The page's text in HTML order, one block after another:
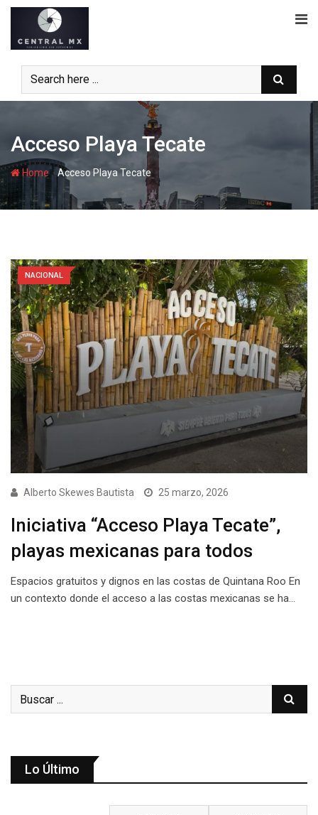
Skip
content
Acceso Playa Tecate
Home-Acceso Playa Tecate
NACIONAL
Alberto Skewes Bautista 25 marzo, 2026
Iniciativa “Acceso Playa Tecate”,
playas mexicanas para todos
Espacios gratuitos y dignos en las costas de Quintana Roo En
un contexto donde el acceso a las costas mexicanas se ha…
Lo Último